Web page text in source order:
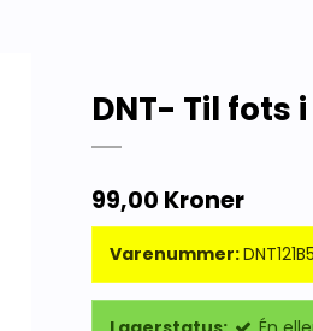
DNT- Til
99,00 Kroner
Varenummer: